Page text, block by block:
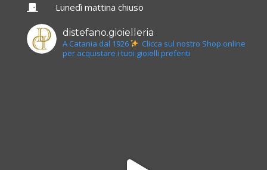
Lunedì mattina chiuso
distefano.gioielleria
A Catania dal 1926
Clicca sul nostro Shop online
per acquistare i tuoi gioielli preferiti